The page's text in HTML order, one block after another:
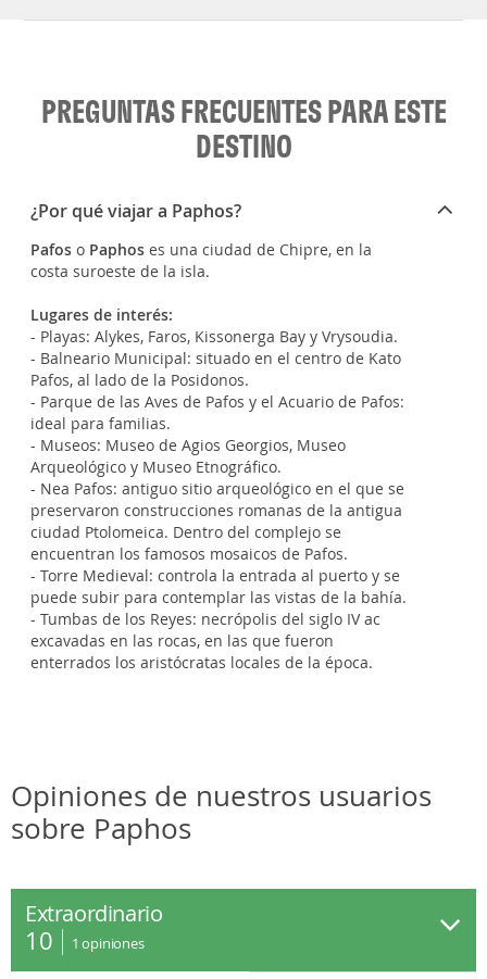
PREGUNTAS FRECUENTES PARA ESTE
DESTINO
¿Por qué viajar a Paphos?
Pafos o Paphos es una ciudad de Chipre, en la
costa suroeste de la isla.
Lugares de interés:
- Playas: Alykes, Faros, Kissonerga Bay y Vrysoudia.
- Balneario Municipal: situado en el centro de Kato
Pafos, al lado de la Posidonos.
- Parque de las Aves de Pafos y el Acuario de Pafos:
ideal para familias.
- Museos: Museo de Agios Georgios, Museo
Arqueológico y Museo Etnográfico.
- Nea Pafos: antiguo sitio arqueológico en el que se
preservaron construcciones romanas de la antigua
ciudad Ptolomeica. Dentro del complejo se
encuentran los famosos mosaicos de Pafos.
- Torre Medieval: controla la entrada al puerto y se
puede subir para contemplar las vistas de la bahía.
- Tumbas de los Reyes: necrópolis del siglo IV ac
excavadas en las rocas, en las que fueron
enterrados los aristócratas locales de la época.
Opiniones de nuestros usuarios
sobre Paphos
Extraordinario
10 1 opiniones